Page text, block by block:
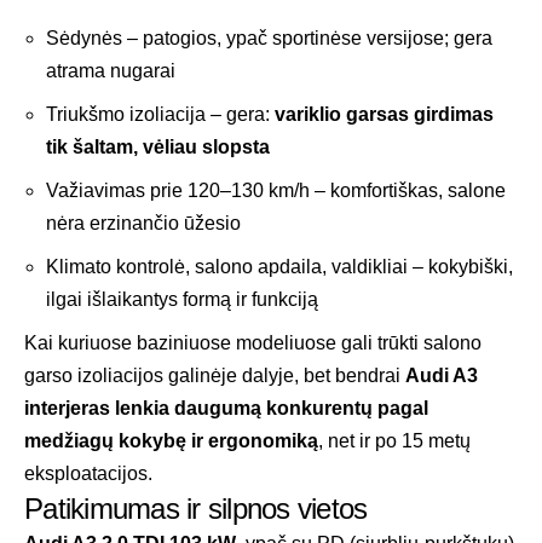
Sėdynės – patogios, ypač sportinėse versijose; gera
atrama nugarai
Triukšmo izoliacija – gera: variklio garsas girdimas
tik šaltam, vėliau slopsta
Važiavimas prie 120–130 km/h – komfortiškas, salone
nėra erzinančio ūžesio
Klimato kontrolė, salono apdaila, valdikliai – kokybiški,
ilgai išlaikantys formą ir funkciją
Kai kuriuose baziniuose modeliuose gali trūkti salono
garso izoliacijos galinėje dalyje, bet bendrai Audi A3
interjeras lenkia daugumą konkurentų pagal
medžiagų kokybę ir ergonomiką, net ir po 15 metų
eksploatacijos.
Patikimumas ir silpnos vietos